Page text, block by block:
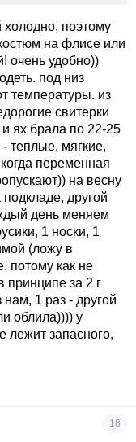
то регланчика 3
начёсом гольфик
только на зиму
1 с начёсом на
летом детки
цветные когда в
по минимуму, так
одежды раза
холодно, поэтому
на флисе или
очень удобно))
под низ
температуры. из
свитерки
ях брала по 22-25
теплые, мягкие,
переменная
на весну
другой
день меняем
1 носки, 1
(ложу в
потому как не
принципе за 2 г
1 раз - другой
облила)))) у
лежит запасного,
18